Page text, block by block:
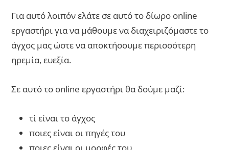
Για αυτό λοιπόν ελάτε σε αυτό το δίωρο online
εργαστήρι για να μάθουμε να διαχειριζόμαστε το
άγχος μας ώστε να αποκτήσουμε περισσότερη
ηρεμία, ευεξία.
Σε αυτό το online εργαστήρι θα δούμε μαζί:
τί είναι το άγχος
ποιες είναι οι πηγές του